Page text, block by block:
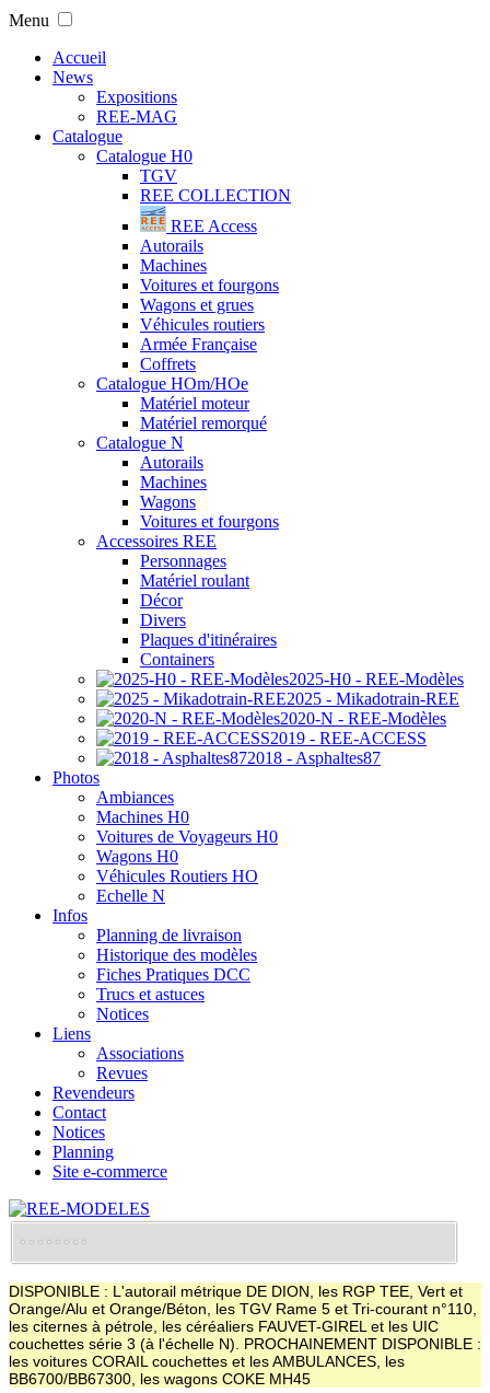
Menu
Accueil
News
Expositions
REE-MAG
Catalogue
Catalogue H0
TGV
REE COLLECTION
REE Access
Autorails
Machines
Voitures et fourgons
Wagons et grues
Véhicules routiers
Armée Française
Coffrets
Catalogue HOm/HOe
Matériel moteur
Matériel remorqué
Catalogue N
Autorails
Machines
Wagons
Voitures et fourgons
Accessoires REE
Personnages
Matériel roulant
Décor
Divers
Plaques d'itinéraires
Containers
2025-H0 - REE-Modèles
2025 - Mikadotrain-REE
2020-N - REE-Modèles
2019 - REE-ACCESS
2018 - Asphaltes87
Photos
Ambiances
Machines H0
Voitures de Voyageurs H0
Wagons H0
Véhicules Routiers HO
Echelle N
Infos
Planning de livraison
Historique des modèles
Fiches Pratiques DCC
Trucs et astuces
Notices
Liens
Associations
Revues
Revendeurs
Contact
Notices
Planning
Site e-commerce
DISPONIBLE : L'autorail métrique DE DION, les RGP TEE, Vert et
Orange/Alu et Orange/Béton, les TGV Rame 5 et Tri-courant n°110,
les citernes à pétrole, les céréaliers FAUVET-GIREL et les UIC
couchettes série 3 (à l'échelle N). PROCHAINEMENT DISPONIBLE :
les voitures CORAIL couchettes et les AMBULANCES, les
BB6700/BB67300, les wagons COKE MH45